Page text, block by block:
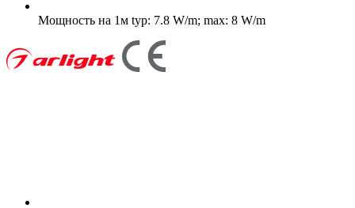
Мощность на 1м typ: 7.8 W/m; max: 8 W/m